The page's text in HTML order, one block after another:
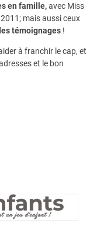
en famille,avec Miss
mais aussi ceux
témoignages !
à franchir le cap, et
et le bon